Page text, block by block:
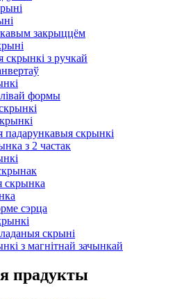
закрыццём
скрынкі з ручкай
формы
скрынкі
з 2 частак
скрынка
сэрца
скрыні
з магнітнай зачынкай
прадукты